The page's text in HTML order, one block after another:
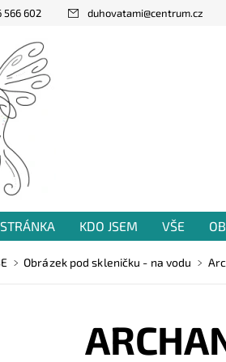
566 602 duhovatami@centrum.cz
KDO JSEM VŠE
TVORBA
VZKAZY OD VÁS
Obrázek pod skleničku - na vodu